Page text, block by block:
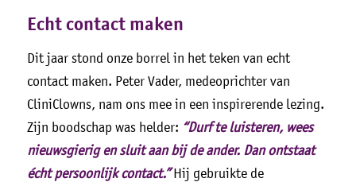
Echt contact maken
Dit jaar stond onze borrel in het teken van echt
contact maken. Peter Vader, medeoprichter van
CliniClowns, nam ons mee in een inspirerende lezing.
Zijn boodschap was helder: “Durf te luisteren, wees
nieuwsgierig en sluit aan bij de ander. Dan ontstaat
écht persoonlijk contact.”Hij gebruikte de